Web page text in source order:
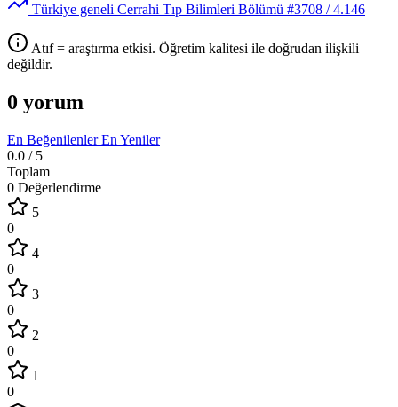
Türkiye geneli Cerrahi Tıp Bilimleri Bölümü #3708 / 4.146
Atıf = araştırma etkisi. Öğretim kalitesi ile doğrudan ilişkili
değildir.
0 yorum
En BeğenilenlerEn Yeniler
0.0 / 5
Toplam
0 Değerlendirme
5
0
4
0
3
0
2
0
1
0